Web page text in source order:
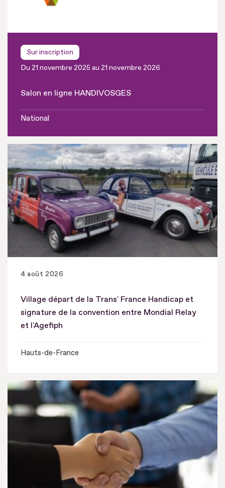
Sur inscription
Du 21 novembre 2025 au 21 novembre 2026
Salon en ligne HANDIVOSGES
National
4 août 2026
Village départ de la Trans' France Handicap et
signature de la convention entre Mondial Relay
et l'Agefiph
Hauts-de-France